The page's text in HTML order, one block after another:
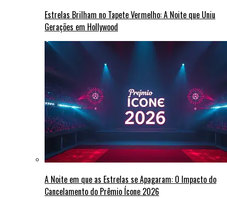
Estrelas Brilham no Tapete Vermelho: A Noite que Uniu
Gerações em Hollywood
A Noite em que as Estrelas se Apagaram: O Impacto do
Cancelamento do Prêmio Ícone 2026